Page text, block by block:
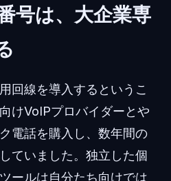
号は、大企業専
回線を導入するというこ
けVoIPプロバイダーとや
電話を購入し、数年間の
ていました。独立した個
ールは自分たち向けでは